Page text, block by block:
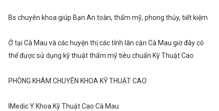
Bs chuyên khoa giúp Bạn An toàn, thẩm mỹ, phong thủy, tiết kiệm
Ở tại Cà Mau và các huyện thị các tỉnh lân cận Cà Mau giờ đây có
thể được sử dụng kỹ thuật thẩm mỹ tiêu chuẩn Kỹ Thuật Cao
PHÒNG KHÁM CHUYÊN KHOA KỸ THUẬT CAO
IMedic Y Khoa Kỹ Thuật Cao Cà Mau